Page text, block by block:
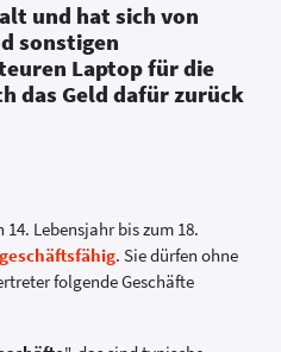
und hat sich von
sonstigen
Laptop für die
das Geld dafür zurück
Lebensjahr bis zum 18.
. Sie dürfen ohne
folgende Geschäfte